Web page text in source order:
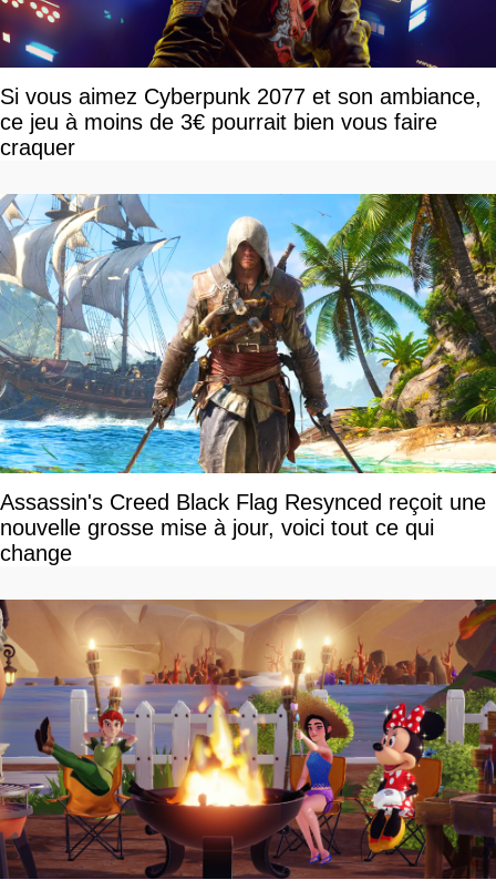
Si vous aimez Cyberpunk 2077 et son ambiance,
ce jeu à moins de 3€ pourrait bien vous faire
craquer
Assassin's Creed Black Flag Resynced reçoit une
nouvelle grosse mise à jour, voici tout ce qui
change